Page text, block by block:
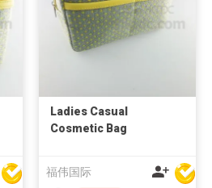
Ladies Casual
Cosmetic Bag
福伟国际